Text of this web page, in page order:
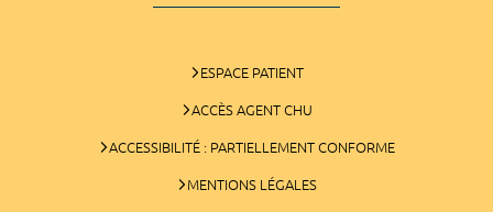
ESPACE PATIENT
ACCÈS AGENT CHU
ACCESSIBILITÉ : PARTIELLEMENT CONFORME
MENTIONS LÉGALES